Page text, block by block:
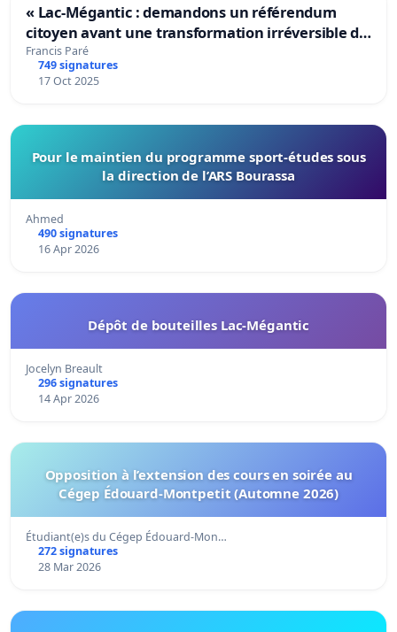
« Lac-Mégantic : demandons un référendum
citoyen avant une transformation irréversible de
notre territoire »
Francis Paré
749 signatures
17 Oct 2025
Pour le maintien du programme sport-études sous
la direction de l’ARS Bourassa
Ahmed
490 signatures
16 Apr 2026
Dépôt de bouteilles Lac-Mégantic
Jocelyn Breault
296 signatures
14 Apr 2026
Opposition à l’extension des cours en soirée au
Cégep Édouard-Montpetit (Automne 2026)
Étudiant(e)s du Cégep Édouard-Mon…
272 signatures
28 Mar 2026